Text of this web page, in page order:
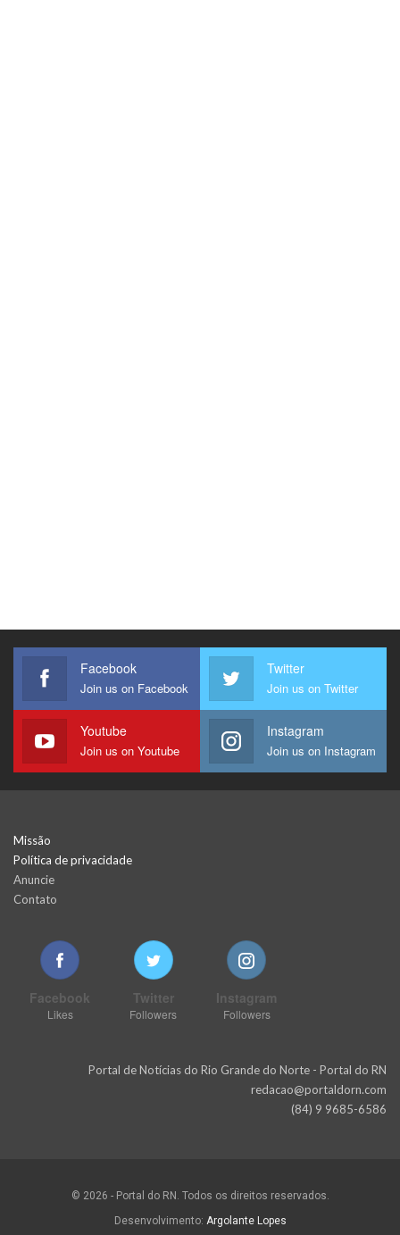
Facebook
Join us on Facebook
Twitter
Join us on Twitter
Youtube
Join us on Youtube
Instagram
Join us on Instagram
Missão
Política de privacidade
Anuncie
Contato
Facebook
Likes
Twitter
Followers
Instagram
Followers
Portal de Notícias do Rio Grande do Norte - Portal do RN
redacao@portaldorn.com
(84) 9 9685-6586
© 2026 - Portal do RN. Todos os direitos reservados.
Desenvolvimento: Argolante Lopes